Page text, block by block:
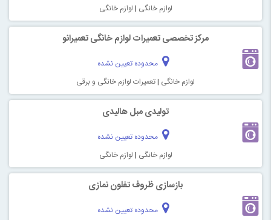
لوازم خانگی | لوازم خانگی
مرکز تخصصی تعمیرات لوازم خانگی تعمیرانو
محدوده تعیین نشده
لوازم خانگی |تعمیرات لوازم خانگی و برقی
تولیدی مبل هالیدی
محدوده تعیین نشده
لوازم خانگی | لوازم خانگی
بازسازی ظروف تفلون نمازی
محدوده تعیین نشده